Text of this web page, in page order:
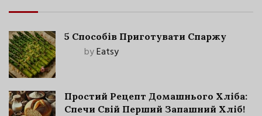
5 Способів Приготувати Спаржу
byEatsy
Простий Рецепт Домашнього Хліба:
Спечи Свій Перший Запашний Хліб!